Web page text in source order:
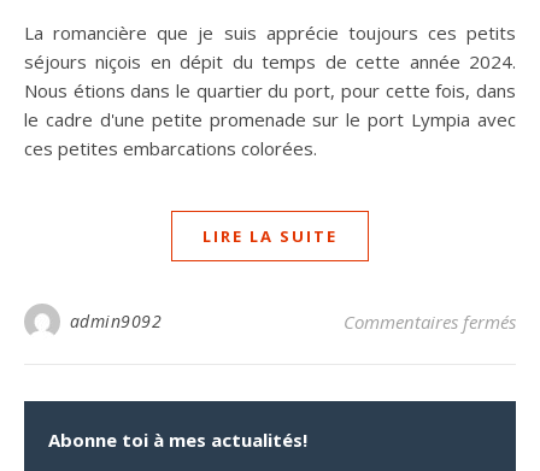
La romancière que je suis apprécie toujours ces petits
séjours niçois en dépit du temps de cette année 2024.
Nous étions dans le quartier du port, pour cette fois, dans
le cadre d'une petite promenade sur le port Lympia avec
ces petites embarcations colorées.
LIRE LA SUITE
admin9092 Commentaires fermés
Abonne toi à mes actualités!